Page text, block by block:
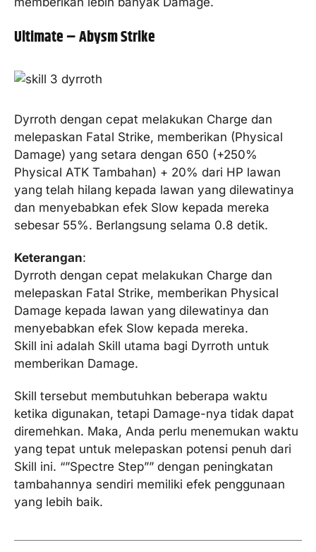
Ultimate – Abysm Strike
Dyrroth dengan cepat melakukan Charge dan
melepaskan Fatal Strike, memberikan (Physical
Damage) yang setara dengan 650 (+250%
Physical ATK Tambahan) + 20% dari HP lawan
yang telah hilang kepada lawan yang dilewatinya
dan menyebabkan efek Slow kepada mereka
sebesar 55%. Berlangsung selama 0.8 detik.
Keterangan:
Dyrroth dengan cepat melakukan Charge dan
melepaskan Fatal Strike, memberikan Physical
Damage kepada lawan yang dilewatinya dan
menyebabkan efek Slow kepada mereka.
Skill ini adalah Skill utama bagi Dyrroth untuk
memberikan Damage.
Skill tersebut membutuhkan beberapa waktu
ketika digunakan, tetapi Damage-nya tidak dapat
diremehkan. Maka, Anda perlu menemukan waktu
yang tepat untuk melepaskan potensi penuh dari
Skill ini. “”Spectre Step”” dengan peningkatan
tambahannya sendiri memiliki efek penggunaan
yang lebih baik.